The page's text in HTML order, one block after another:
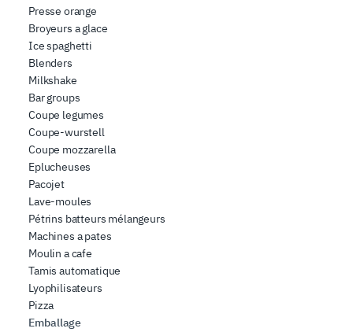
che hanno raccolto dal suo utilizzo dei loro servizi.
Presse orange
Broyeurs a glace
Ice spaghetti
Blenders
Milkshake
Bar groups
Coupe legumes
Coupe-wurstell
Coupe mozzarella
Eplucheuses
Pacojet
Lave-moules
Pétrins batteurs mélangeurs
Machines a pates
Moulin a cafe
Tamis automatique
Lyophilisateurs
Pizza
Emballage